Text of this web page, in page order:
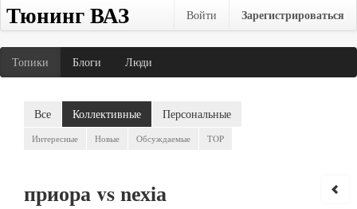
Тюнинг ВАЗ Войти Зарегистрироваться
Топики Блоги Люди
Все Коллективные Персональные
Интересные Новые Обсуждаемые TOP
приора vs nехiа